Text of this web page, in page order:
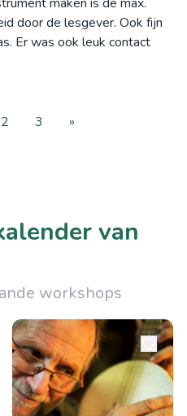
door de lesgever. Ook fijn
Er was ook leuk contact
2 3 »
van
workshops